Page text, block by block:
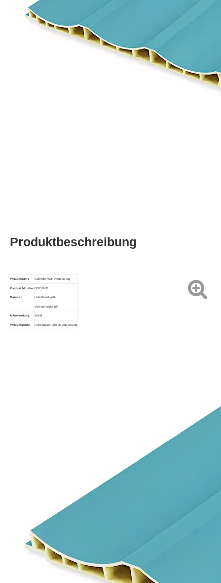
Produktbeschreibung
Produktname Geriffelte Wandverkleidung
Produkt NUmber GS210-3B
Material Holz-Kunststoff-
Verbundwerkstoff
AAnwendung Wand
Produktgröße Unterstützen Sie die Anpassung